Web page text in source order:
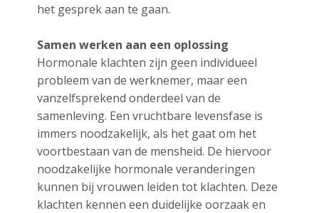
het gesprek aan te gaan.
Samen werken aan een oplossing
Hormonale klachten zijn geen individueel
probleem van de werknemer, maar een
vanzelfsprekend onderdeel van de
samenleving. Een vruchtbare levensfase is
immers noodzakelijk, als het gaat om het
voortbestaan van de mensheid. De hiervoor
noodzakelijke hormonale veranderingen
kunnen bij vrouwen leiden tot klachten. Deze
klachten kennen een duidelijke oorzaak en